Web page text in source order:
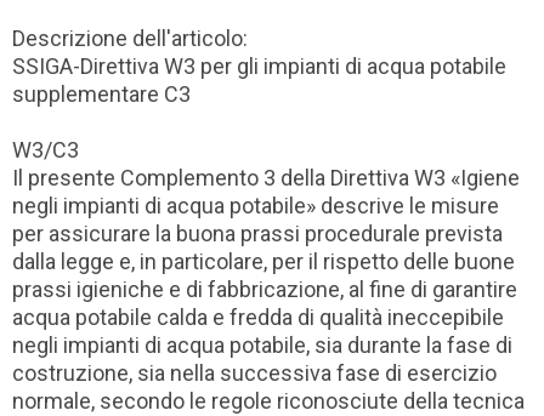
Descrizione dell'articolo:
SSIGA-Direttiva W3 per gli impianti di acqua potabile
supplementare C3
W3/C3
Il presente Complemento 3 della Direttiva W3 «Igiene
negli impianti di acqua potabile» descrive le misure
per assicurare la buona prassi procedurale prevista
dalla legge e, in particolare, per il rispetto delle buone
prassi igieniche e di fabbricazione, al fine di garantire
acqua potabile calda e fredda di qualità ineccepibile
negli impianti di acqua potabile, sia durante la fase di
costruzione, sia nella successiva fase di esercizio
normale, secondo le regole riconosciute della tecnica